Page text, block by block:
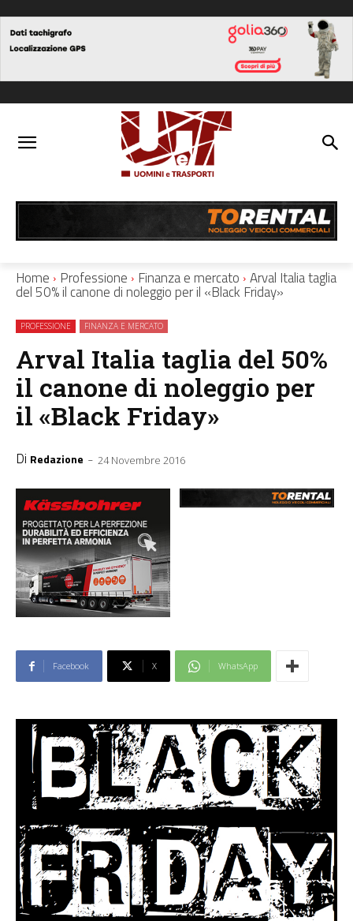
Home Professione Finanza e mercato Arval Italia taglia
del 50% il canone di noleggio per il «Black Friday»
PROFESSIONE FINANZA E MERCATO
Arval Italia taglia del 50%
il canone di noleggio per
il «Black Friday»
Di Redazione - 24 Novembre 2016
Facebook X WhatsApp